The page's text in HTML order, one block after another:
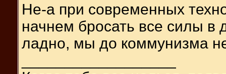
Не-а при современных
начнем бросать все силы
ладно, мы до коммунизма